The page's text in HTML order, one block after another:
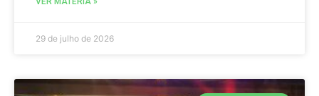
29 de julho de 2026